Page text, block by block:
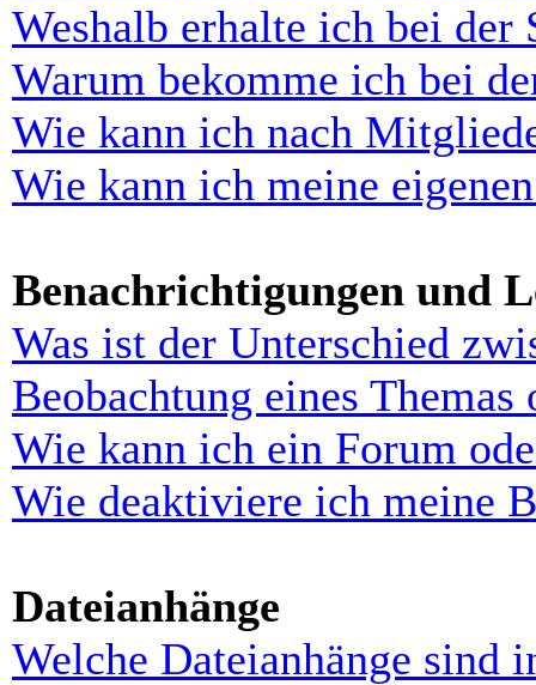
Weshalb erhalte ich bei der
Warum bekomme ich bei
Wie kann ich nach
Wie kann ich meine
Benachrichtigungen und
Was ist der Unterschied
Beobachtung eines Themas
Wie kann ich ein Forum
Wie deaktiviere ich meine
Dateianhänge
Welche Dateianhänge sind